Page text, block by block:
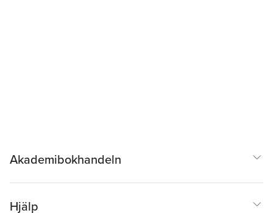
Akademibokhandeln
Hjälp